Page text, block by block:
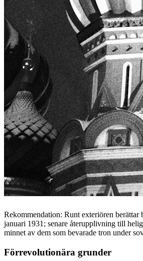
Rekommendation: Runt exteriören
januari 1931; senare återupplivning till
minnet av dem som bevarade tron under
Förrevolutionära grunder